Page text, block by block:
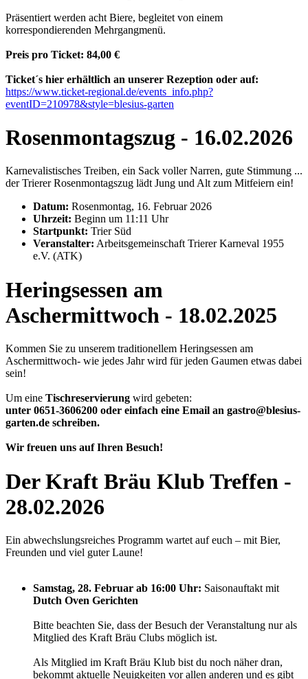
Präsentiert werden acht Biere, begleitet von einem
korrespondierenden Mehrgangmenü.
Preis pro Ticket: 84,00 €
Ticket´s hier erhältlich an unserer Rezeption oder auf:
https://www.ticket-regional.de/events_info.php?
eventID=210978&style=blesius-garten
Rosenmontagszug - 16.02.2026
Karnevalistisches Treiben, ein Sack voller Narren, gute Stimmung ...
der Trierer Rosenmontagszug lädt Jung und Alt zum Mitfeiern ein!
Datum: Rosenmontag, 16. Februar 2026
Uhrzeit: Beginn um 11:11 Uhr
Startpunkt: Trier Süd
Veranstalter: Arbeitsgemeinschaft Trierer Karneval 1955
e.V. (ATK)
Heringsessen am
Aschermittwoch - 18.02.2025
Kommen Sie zu unserem traditionellem Heringsessen am
Aschermittwoch- wie jedes Jahr wird für jeden Gaumen etwas dabei
sein!
Um eine Tischreservierung wird gebeten:
unter 0651-3606200 oder einfach eine Email an gastro@blesius-
garten.de schreiben.
Wir freuen uns auf Ihren Besuch!
Der Kraft Bräu Klub Treffen -
28.02.2026
Ein abwechslungsreiches Programm wartet auf euch – mit Bier,
Freunden und viel guter Laune!
Samstag, 28. Februar ab 16:00 Uhr: Saisonauftakt mit
Dutch Oven Gerichten
Bitte beachten Sie, dass der Besuch der Veranstaltung nur als
Mitglied des Kraft Bräu Clubs möglich ist.
Als Mitglied im Kraft Bräu Klub bist du noch näher dran,
bekommt aktuelle Neuigkeiten vor allen anderen und es gibt